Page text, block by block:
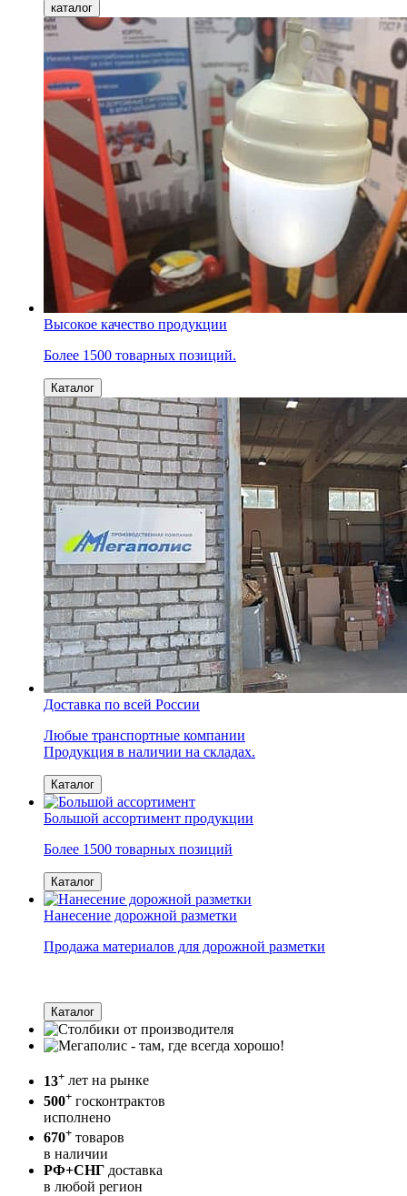
каталог
Высокое качество продукции
Более 1500 товарных позиций.
Каталог
Доставка по всей России
Любые транспортные компании
Продукция в наличии на складах.
Каталог
Большой ассортимент продукции
Более 1500 товарных позиций
Каталог
Нанесение дорожной разметки
Продажа материалов для дорожной разметки
Каталог
13+ лет на рынке
500+ госконтрактов
исполнено
670+ товаров
в наличии
РФ+СНГ доставка
в любой регион